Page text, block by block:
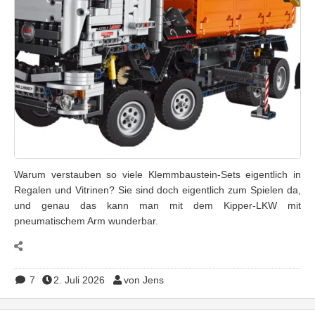
Warum verstauben so viele Klemmbaustein-Sets eigentlich in
Regalen und Vitrinen? Sie sind doch eigentlich zum Spielen da,
und genau das kann man mit dem Kipper-LKW mit
pneumatischem Arm wunderbar.
7 2. Juli 2026 von Jens